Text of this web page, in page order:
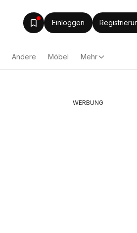
Einloggen
Andere Möbel Mehr
WERBUNG